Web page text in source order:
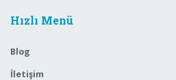
Hızlı Menü
Blog
İletişim